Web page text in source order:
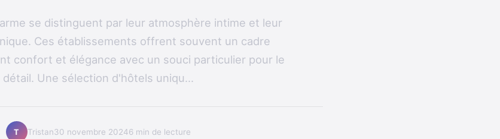
se distinguent par leur atmosphère intime et leur
Ces établissements offrent souvent un cadre
confort et élégance avec un souci particulier pour le
détail. Une sélection d'hôtels uniqu...
T Tristan30 novembre 20246 min de lecture